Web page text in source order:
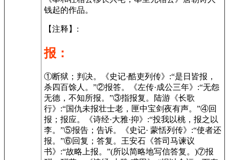
钱起的作品。
【注释】:
报：
①断狱；判决。《史记·酷吏列传》:“是日皆报，
杀四百馀人。”②报答。《左传·成公三年》:“无怨
无德，不知所报。”③指报复。陆游《长歌
行》:“国仇未报壮士老，匣中宝剑夜有声。”④回
报；报应。《诗经·大雅·抑》:“投我以桃，报之以
李。”⑤报告；告诉。《史记· 蒙恬列传》:“使者还
报。”⑥回复；答复。王安石《答司马谏议
书》:“故略上报。”(所以简略地写信答复。)⑦报